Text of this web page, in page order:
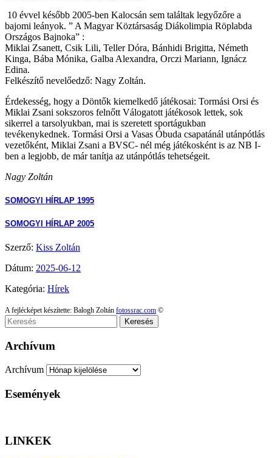
10 évvel később 2005-ben Kalocsán sem találtak legyőzőre a
bajomi leányok. ” A Magyar Köztársaság Diákolimpia Röplabda
Országos Bajnoka” :
Miklai Zsanett, Csik Lili, Teller Dóra, Bánhidi Brigitta, Németh
Kinga, Bába Mónika, Galba Alexandra, Orczi Mariann, Ignácz
Edina.
Felkészítő nevelőedző: Nagy Zoltán.
Érdekesség, hogy a Döntők kiemelkedő játékosai: Tormási Orsi és
Miklai Zsani sokszoros felnőtt Válogatott játékosok lettek, sok
sikerrel a tarsolyukban, mai is szeretett sportágukban
tevékenykednek. Tormási Orsi a Vasas Óbuda csapatánál utánpótlás
vezetőként, Miklai Zsani a BVSC- nél még játékosként is az NB I-
ben a legjobb, de már tanítja az utánpótlás tehetségeit.
Nagy Zoltán
SOMOGYI HÍRLAP 1995
SOMOGYI HÍRLAP 2005
Szerző: Kiss Zoltán
Dátum: 2025-06-12
Kategória: Hírek
A fejlécképet készítette: Balogh Zoltán fotossrac.com ©
Keresés
Archívum
Archívum
Események
LINKEK